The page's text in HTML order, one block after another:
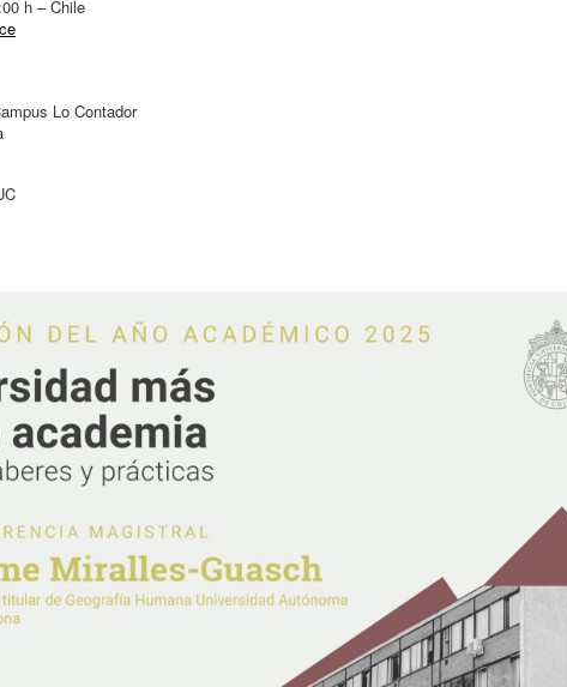
h – Chile
Lo Contador